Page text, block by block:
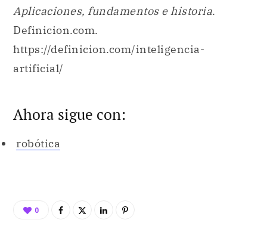
Aplicaciones, fundamentos e historia.
Definicion.com.
https://definicion.com/inteligencia-
artificial/
Ahora sigue con:
robótica
0